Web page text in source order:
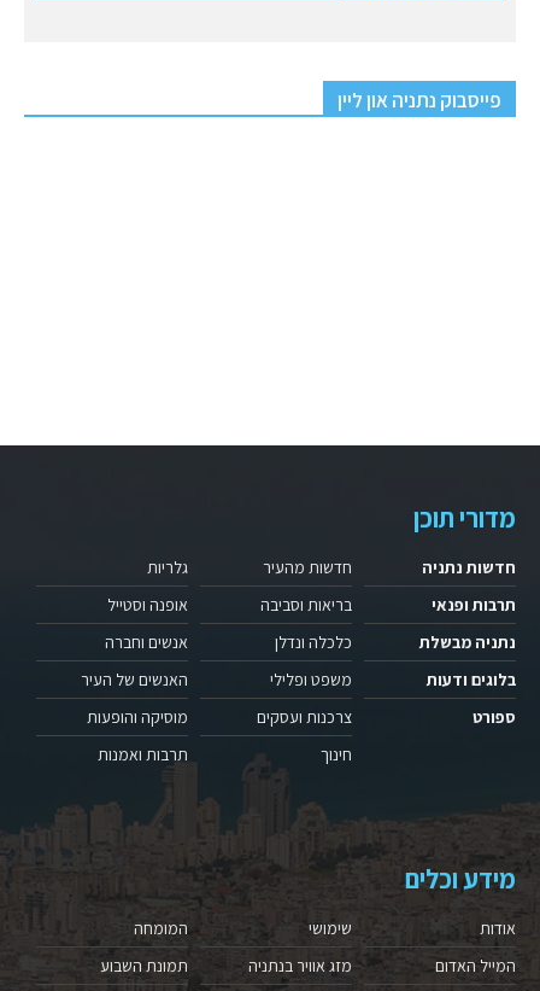
פייסבוק נתניה און ליין
מדורי תוכן
חדשות נתניה
תרבות ופנאי
נתניה מבשלת
בלוגים ודעות
ספורט
חדשות מהעיר
בריאות וסביבה
כלכלה ונדלן
משפט ופלילי
צרכנות ועסקים
חינוך
גלריות
אופנה וסטייל
אנשים וחברה
האנשים של העיר
מוסיקה והופעות
תרבות ואמנות
מידע וכלים
אודות
המייל האדום
שימושי
מזג אוויר בנתניה
המומחה
תמונת השבוע